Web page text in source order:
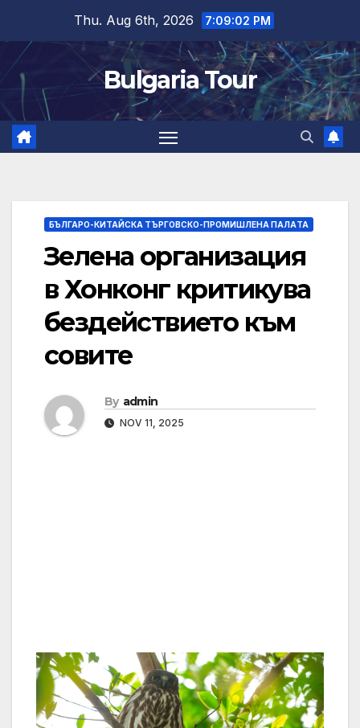
content
Thu. Aug 6th, 2026 7:09:02 PM
Bulgaria Tour
БЪЛГАРО-КИТАЙСКА ТЪРГОВСКО-ПРОМИШЛЕНА ПАЛAТА
Зелена организация
в Хонконг критикува
бездействието към
совите
By admin
NOV 11, 2025